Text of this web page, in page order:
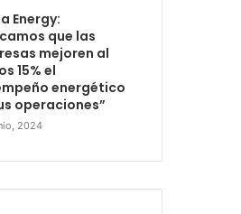
Energy:
que las
mejoren al
15% el
energético
operaciones”
2024